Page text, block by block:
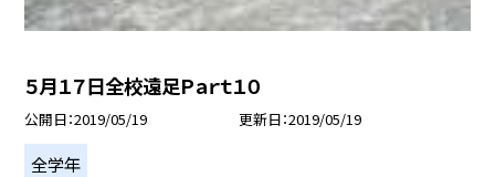
５月１７日全校遠足Ｐａｒｔ１０
公開日 2019/05/19 更新日 2019/05/19
全学年